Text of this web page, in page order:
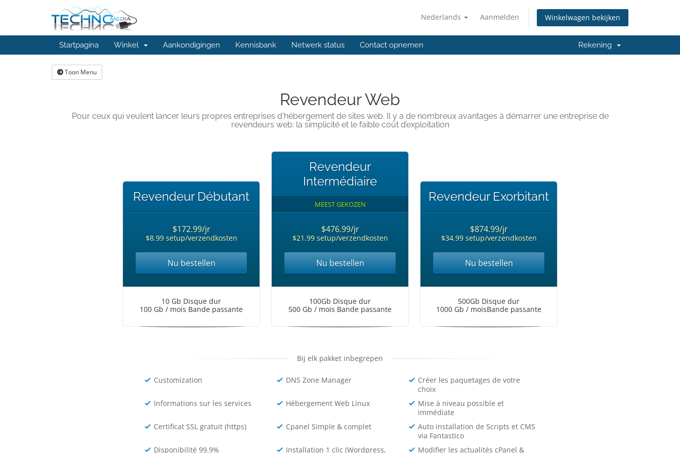
Nederlands Aanmelden Winkelwagen bekijken
Startpagina Winkel Aankondigingen Kennisbank Netwerk status Contact opnemen Rekening
Toon Menu
Revendeur Web
Pour ceux qui veulent lancer leurs propres entreprises d'hébergement de sites web. Il y a de nombreux avantages à démarrer une entreprise de
revendeurs web: la simplicité et le faible coût d’exploitation
Revendeur Débutant
$172.99/jr
$8.99 setup/verzendkosten
Nu bestellen
10 Gb Disque dur
100 Gb / mois Bande passante
Revendeur
Intermédiaire
MEEST GEKOZEN
$476.99/jr
$21.99 setup/verzendkosten
Nu bestellen
100Gb Disque dur
500 Gb / mois Bande passante
Revendeur Exorbitant
$874.99/jr
$34.99 setup/verzendkosten
Nu bestellen
500Gb Disque dur
1000 Gb / moisBande passante
Bij elk pakket inbegrepen
Customization DNS Zone Manager
Créer les paquetages de votre
choix
Informations sur les services
Hébergement Web Linux
Mise à niveau possible et
immédiate
Certificat SSL gratuit (https)
Cpanel Simple & complet
Auto installation de Scripts et CMS
via Fantastico
Disponibilité 99.9%
Installation 1 clic (Wordpress, Modifier les actualités cPanel &